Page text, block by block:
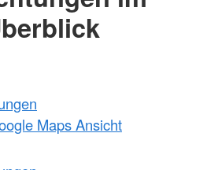
Maps Ansicht